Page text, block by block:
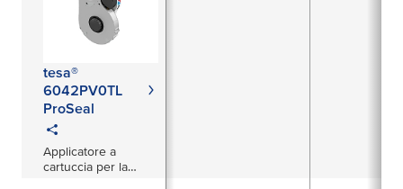
tesa®
6042PV0TL
ProSeal
Applicatore a
cartuccia per la